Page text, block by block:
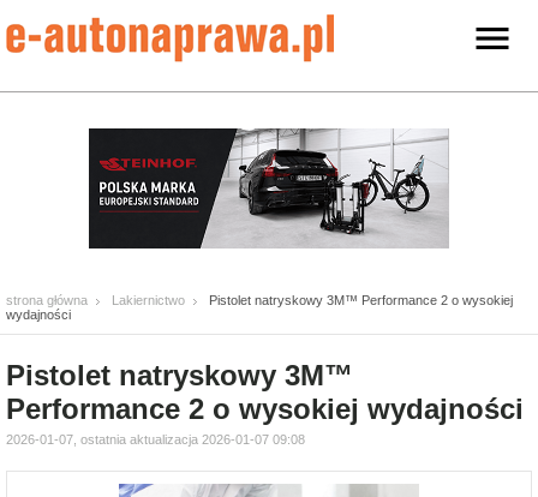
strona główna Lakiernictwo
Pistolet natryskowy 3M™ Performance 2 o wysokiej
wydajności
Pistolet natryskowy 3M™
Performance 2 o wysokiej wydajności
2026-01-07, ostatnia aktualizacja 2026-01-07 09:08